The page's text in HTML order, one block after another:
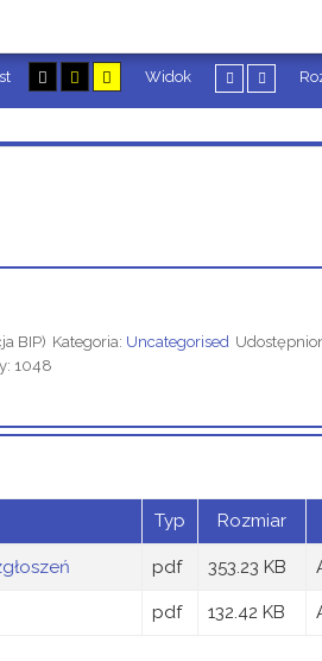
Widok
BIP) Kategoria: Uncategorised
1048
Typ Rozmiar
pdf 353.23 KB
pdf 132.42 KB